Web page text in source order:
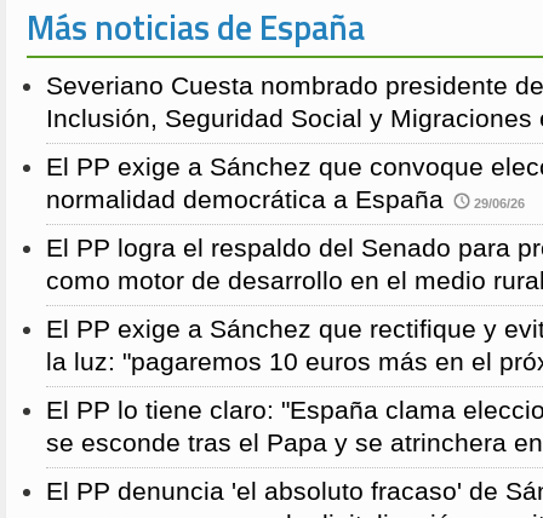
Más noticias de España
Severiano Cuesta nombrado presidente
Inclusión, Seguridad Social y Migraciones
El PP exige a Sánchez que convoque
normalidad democrática a España
29/06/26
El PP logra el respaldo del Senado para
como motor de desarrollo en el medio
El PP exige a Sánchez que rectifique y
la luz: "pagaremos 10 euros más en el
El PP lo tiene claro: "España clama
se esconde tras el Papa y se atrinchera
El PP denuncia 'el absoluto fracaso' de